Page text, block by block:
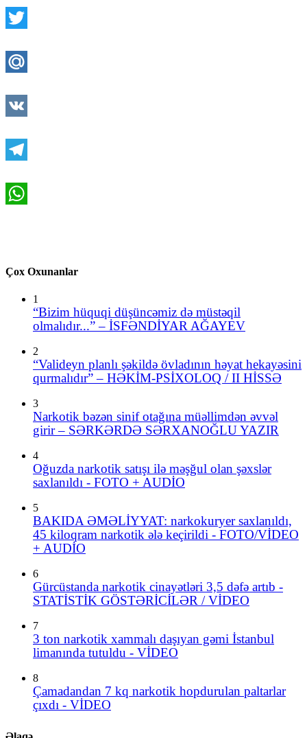
Çox Oxunanlar
1
“Bizim hüquqi düşüncəmiz də müstəqil
olmalıdır...” – İSFƏNDİYAR AĞAYEV
2
“Valideyn planlı şəkildə övladının həyat hekayəsini
qurmalıdır” – HƏKİM-PSİXOLOQ / II HİSSƏ
3
Narkotik bəzən sinif otağına müəllimdən əvvəl
girir – SƏRKƏRDƏ SƏRXANOĞLU YAZIR
4
Oğuzda narkotik satışı ilə məşğul olan şəxslər
saxlanıldı - FOTO + AUDİO
5
BAKIDA ƏMƏLİYYAT: narkokuryer saxlanıldı,
45 kiloqram narkotik ələ keçirildi - FOTO/VİDEO
+ AUDİO
6
Gürcüstanda narkotik cinayətləri 3,5 dəfə artıb -
STATİSTİK GÖSTƏRİCİLƏR / VİDEO
7
3 ton narkotik xammalı daşıyan gəmi İstanbul
limanında tutuldu - VİDEO
8
Çamadandan 7 kq narkotik hopdurulan paltarlar
çıxdı - VİDEO